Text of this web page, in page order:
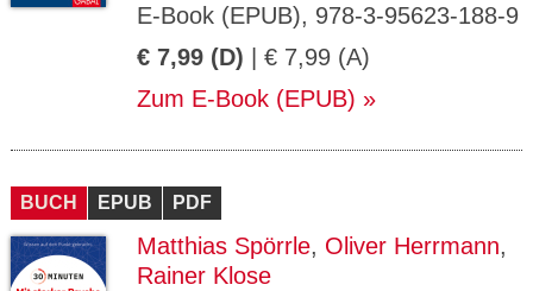
E-Book (EPUB), 978-3-95623-188-9
€ 7,99 (D) | € 7,99 (A)
Zum E-Book (EPUB)
BUCH EPUB PDF
Matthias Spörrle, Oliver Herrmann,
Rainer Klose